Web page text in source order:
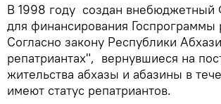
В 1998 году создан внебюджетный
для финансирования Госпрограммы
Согласно закону Республики
репатриантах", вернувшиеся на
жительства абхазы и абазины в
имеют статус репатриантов.